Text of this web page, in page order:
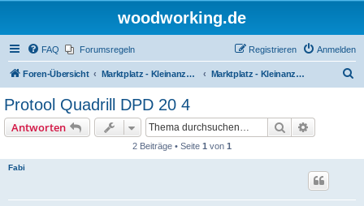
woodworking.de
FAQ Forumsregeln Anmelden
Registrieren
Foren-Übersicht Marktplatz - Kleinanzeigen auf Woodworking.de Marktplatz - Kleinanzeigen
Protool Quadrill DPD 20 4
Antworten Suche
2 Beiträge • Seite 1 von 1
Fabi